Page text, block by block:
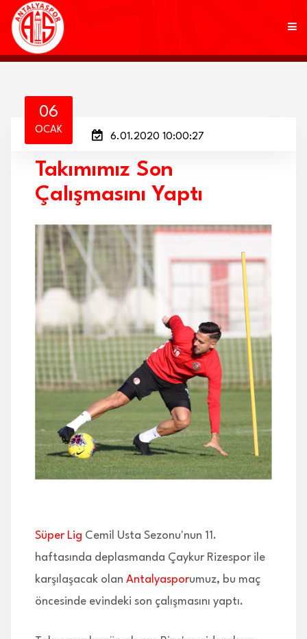
KULÜP
AKADEMİ
MARKALAR
TARAFTAR
BRANŞLAR
HABERLER
İLETİŞİM
06
OCAK
6.01.2020 10:00:27
Takımımız Son
Çalışmasını Yaptı
Süper Lig Cemil Usta Sezonu'nun 11.
haftasında deplasmanda Çaykur Rizespor ile
karşılaşacak olan Antalyasporumuz, bu maç
öncesinde evindeki son çalışmasını yaptı.